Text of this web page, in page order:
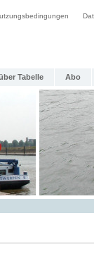
Tabelle Abo